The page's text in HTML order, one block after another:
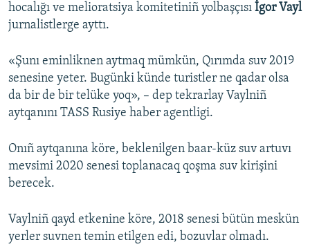
RFE/RS bütün saytları
hocalığı ve melioratsiya komitetiniñ yolbaşçısı İgor Vayl
jurnalistlerge ayttı.
«Şunı eminliknen aytmaq mümkün, Qırımda suv 2019
senesine yeter. Bugünki künde turistler ne qadar olsa
da bir de bir telüke yoq», – dep tekrarlay Vaylniñ
aytqanını TASS Rusiye haber agentligi.
Onıñ aytqanına köre, beklenilgen baar-küz suv artuvı
mevsimi 2020 senesi toplanacaq qoşma suv kirişini
berecek.
Vaylniñ qayd etkenine köre, 2018 senesi bütün meskün
yerler suvnen temin etilgen edi, bozuvlar olmadı.